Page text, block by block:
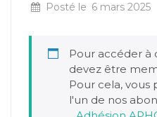
Posté le 6 mars 2025
Pour accéder à
devez être
Pour cela, vous
l'un de nos